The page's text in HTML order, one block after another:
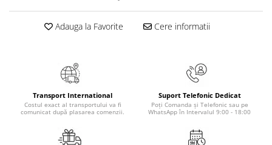
Elevi de 10 plus
Lecturi Scolare
Ma pregatesc pentru scoala
Manuale - Carte Scolara
Clasa a II-a
Adauga la Favorite Cere informatii
Transport International
Costul exact al transportului va fi
comunicat după plasarea comenzii.
Suport Telefonic Dedicat
Poți Comanda și Telefonic sau pe
WhatsApp în Intervalul 9:00 - 18:00